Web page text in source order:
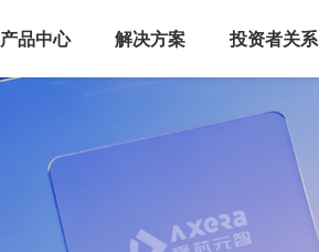
产品中心 解决方案 投资者关系